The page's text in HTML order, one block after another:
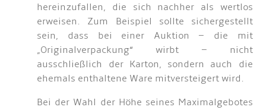
hereinzufallen, die sich nachher als wertlos
erweisen. Zum Beispiel sollte sichergestellt
sein, dass bei einer Auktion – die mit
„Originalverpackung“ wirbt – nicht
ausschließlich der Karton, sondern auch die
ehemals enthaltene Ware mitversteigert wird.
Bei der Wahl der Höhe seines Maximalgebotes